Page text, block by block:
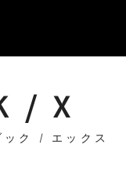
/ X
ック / エックス